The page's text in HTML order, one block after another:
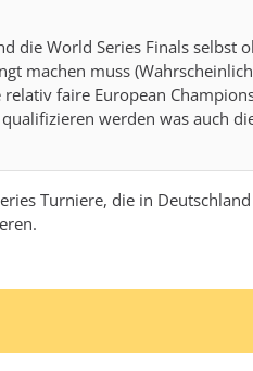
die World Series Finals
machen muss
faire European
werden was auch
Turniere, die in